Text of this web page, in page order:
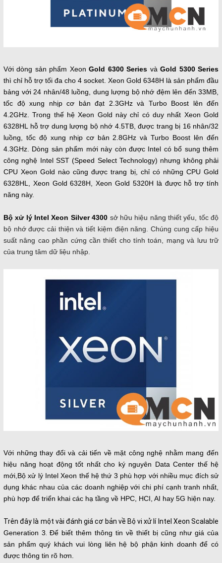
Với dòng sản phẩm XeonGold 6300 Series vàGold 5300 Series
thì chỉ hỗ trợ tối đa cho 4 socket. Xeon Gold 6348H là sản phẩm đầu
bảng với 24 nhân/48 luồng, dung lượng bộ nhớ đệm lên đến 33MB,
tốc độ xung nhịp cơ bản đạt 2.3GHz và Turbo Boost lên đến
4.2GHz. Trong thế hệ Xeon Gold này chỉ có duy nhất Xeon Gold
6328HL hỗ trợ dung lượng bộ nhớ 4.5TB, được trang bị 16 nhân/32
luồng, tốc độ xung nhịp cơ bản 2.8GHz và Turbo Boost lên đến
4.3GHz. Dòng sản phẩm mới này còn được Intel có bổ sung thêm
công nghệ Intel SST (Speed Select Technology) nhưng không phải
CPU Xeon Gold nào cũng được trang bị, chỉ có những CPU Gold
6328HL, Xeon Gold 6328H, Xeon Gold 5320H là được hỗ trợ tính
năng này.
Bộ xử lý Intel Xeon Silver 4300 sở hữu hiệu năng thiết yếu, tốc độ
bộ nhớ được cải thiện và tiết kiệm điện năng. Chúng cung cấp hiệu
suất nâng cao phần cứng cần thiết cho tính toán, mạng và lưu trữ
của trung tâm dữ liệu nhập.
Với những thay đổi và cải tiến về mặt công nghệ nhằm mang đến
hiệu năng hoạt động tốt nhất cho ký nguyên Data Center thế hệ
mới,Bộ xử lý Intel Xeon thế hệ thứ 3 phù hợp với nhiều mục đích sử
dụng khác nhau của các doanh nghiệp với chi phí cạnh tranh nhất,
phù hợp để triển khai các hạ tầng về HPC HCI , AI hay 5G hiện nay.
Trên đây là một vài đánh giá cơ bản về Bộ vi xử lí Intel Xeon Scalable
Generation 3 Để biết thêm thông tin về thiết bị cũng như giá của
sản phẩm quý khách vui lòng liên hệ bộ phận kinh doanh để có
được thông tin rõ hơn.